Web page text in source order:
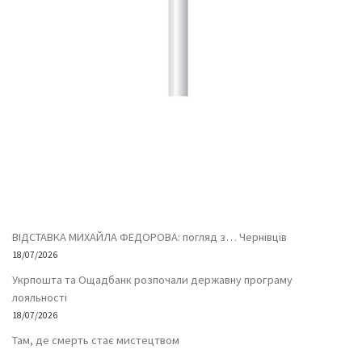
ВІДСТАВКА МИХАЙЛА ФЕДОРОВА: погляд з… Чернівців
18/07/2026
Укрпошта та Ощадбанк розпочали державну програму
лояльності
18/07/2026
Там, де смерть стає мистецтвом